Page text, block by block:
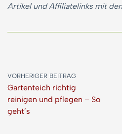
Artikel und Affiliatelinks mit
VORHERIGER BEITRAG
Gartenteich richtig
reinigen und pflegen – So
geht’s